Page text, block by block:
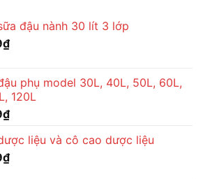
đậu nành 30 lít 3 lớp
₫
phụ model 30L, 40L, 50L, 60L,
120L
₫
liệu và cô cao dược liệu
₫